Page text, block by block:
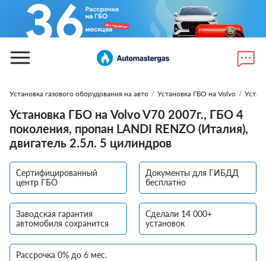
Установка газового оборудования на авто / Установка ГБО на Volvo /
Установка ГБО на Volvo V70 2007г., ГБО 4
поколения, пропан LANDI RENZO (Италия),
двигатель 2.5л. 5 цилиндров
Сертифицированный
центр ГБО
Документы для ГИБДД
бесплатно
Заводская гарантия
автомобиля сохранится
Сделали 14 000+
установок
Рассрочка 0% до 6 мес.